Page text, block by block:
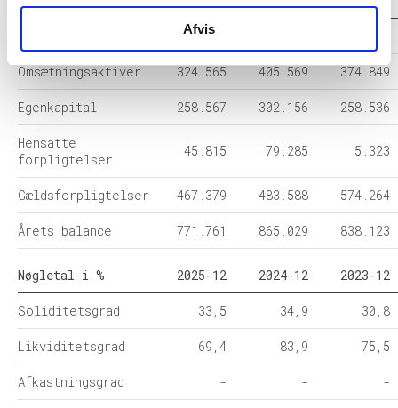
Afvis
447.196
Omsætningsaktiver 324.565 405.569 374.849
Egenkapital 258.567 302.156 258.536
Hensatte
forpligtelser
45.815 79.285 5.323
Gældsforpligtelser 467.379 483.588 574.264
Årets balance 771.761 865.029 838.123
Nøgletal i % 2025-12 2024-12 2023-12
Soliditetsgrad 33,5 34,9 30,8
Likviditetsgrad 69,4 83,9 75,5
Afkastningsgrad - - -